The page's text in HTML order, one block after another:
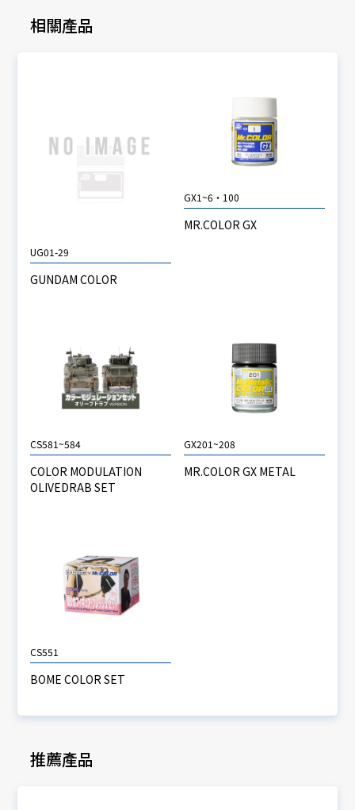
相關產品
UG01-29
GUNDAM COLOR
GX1~6・100
MR.COLOR GX
CS581~584
COLOR MODULATION
OLIVEDRAB SET
GX201~208
MR.COLOR GX METAL
CS551
BOME COLOR SET
推薦產品